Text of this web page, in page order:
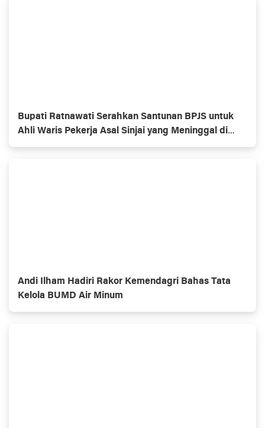
Bupati Ratnawati Serahkan Santunan BPJS untuk
Ahli Waris Pekerja Asal Sinjai yang Meninggal di
Morowali
Andi Ilham Hadiri Rakor Kemendagri Bahas Tata
Kelola BUMD Air Minum